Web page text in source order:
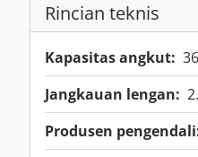
Rincian teknis
Kapasitas angkut:
Jangkauan lengan:
Produsen